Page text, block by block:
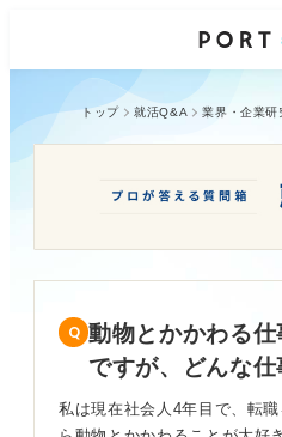
トップ 就活Q&A 業界・企業研
動物とかかわる
ですが、どんな
私は現在社会人4年目で、転